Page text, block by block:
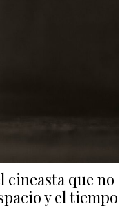
que no
y el tiempo